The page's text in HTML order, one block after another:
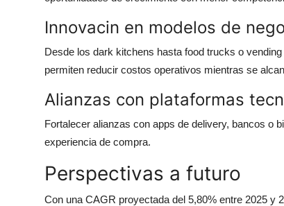
Innovacin en modelos de
Desde los dark kitchens hasta food trucks o
permiten reducir costos operativos mientras se
Alianzas con plataformas
Fortalecer alianzas con apps de delivery, bancos o
experiencia de compra.
Perspectivas a futuro
Con una CAGR proyectada del 5,80% entre 2025 y